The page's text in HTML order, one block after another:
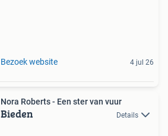
Bezoek website 4 jul 26
Nora Roberts - Een ster van vuur
Bieden Details